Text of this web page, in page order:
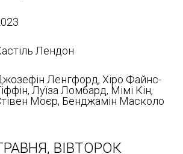
Лендон
Ленгфорд, Хіро Файнс-
Луїза Ломбард, Мімі Кін,
Моєр, Бенджамін Масколо
ВІВТОРОК